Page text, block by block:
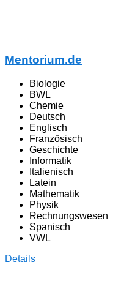
Mentorium.de
Biologie
BWL
Chemie
Deutsch
Englisch
Französisch
Geschichte
Informatik
Italienisch
Latein
Mathematik
Physik
Rechnungswesen
Spanisch
VWL
Details